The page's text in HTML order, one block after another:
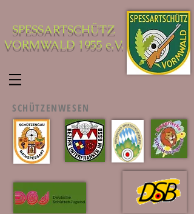
SPESSARTSCHÜTZ
VORMWALD 1955 e.V.
SCHÜTZENWESEN